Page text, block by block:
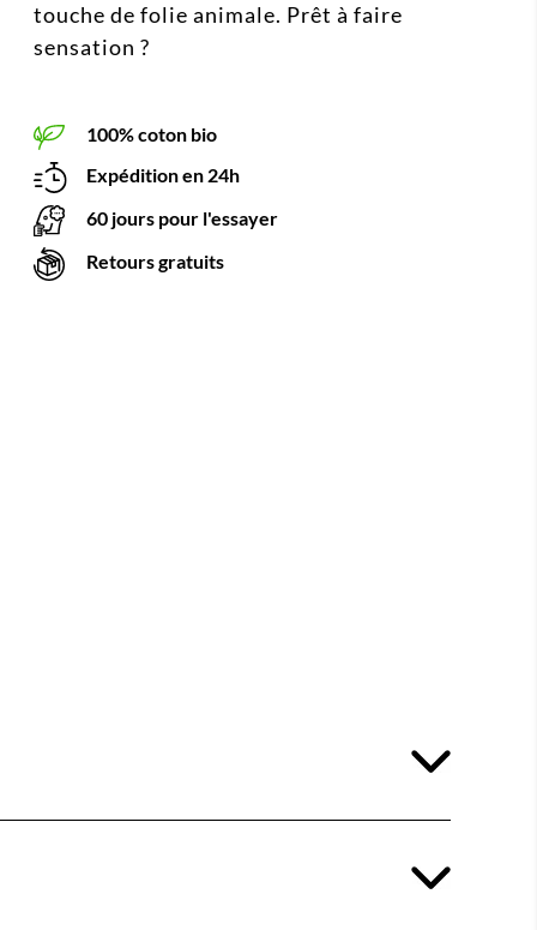
touche de folie animale. Prêt à faire
sensation ?
100% coton bio
Expédition en 24h
60 jours pour l'essayer
Retours gratuits